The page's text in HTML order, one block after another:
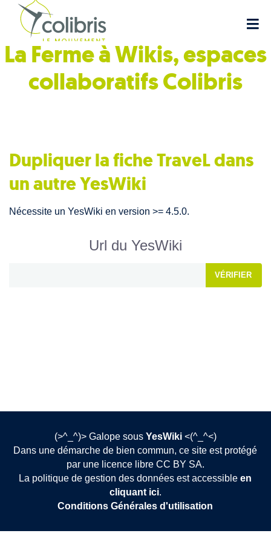
La Ferme à Wikis, espaces
collaboratifsColibris
Dupliquer la fiche TraveL dans
un autre YesWiki
Nécessite un YesWiki en version >= 4.5.0.
Url du YesWiki
VÉRIFIER
(>^_^)> Galope sous YesWiki <(^_^<)
Dans une démarche de bien commun, ce site est protégé
par une licence libre CC BY SA.
La politique de gestion des données est accessibleen
cliquant ici.
Conditions Générales d'utilisation